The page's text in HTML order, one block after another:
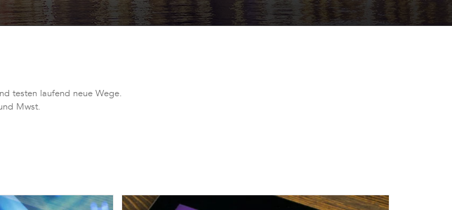
testen laufend neue Wege.
Mwst.